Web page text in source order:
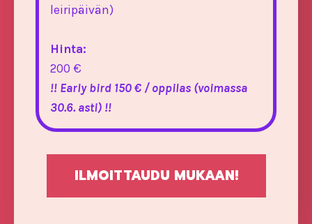
leiripäivän)
Hinta:
200 €
!! Early bird 150 € / oppilas (voimassa
30.6. asti) !!
ILMOITTAUDU MUKAAN!